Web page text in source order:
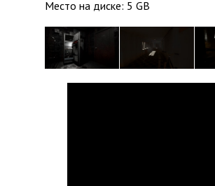
Место на диске: 5 GB